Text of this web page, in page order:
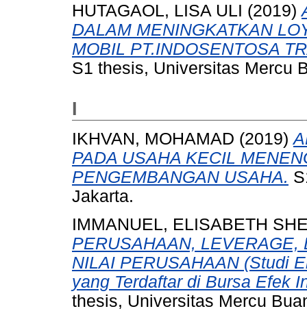
HUTAGAOL, LISA ULI (2019)
DALAM MENINGKATKAN
MOBIL PT.INDOSENTOSA
S1 thesis, Universitas Mercu
I
IKHVAN, MOHAMAD (2019)
PADA USAHA KECIL
PENGEMBANGAN USAHA.
Jakarta.
IMMANUEL, ELISABETH
PERUSAHAAN, LEVERAGE,
NILAI PERUSAHAAN (Studi
yang Terdaftar di Bursa Efek
thesis, Universitas Mercu